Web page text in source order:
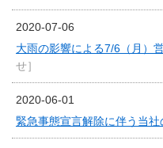
2020-07-06
大雨の影響による7/6（月）
せ］
2020-06-01
緊急事態宣言解除に伴う当社